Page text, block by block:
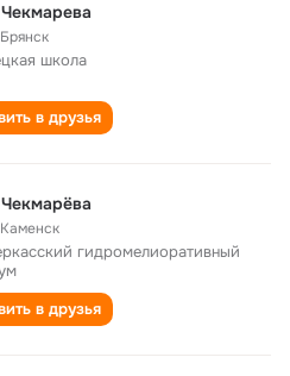
Брянск
школа
в друзья
Каменск
гидромелиоративный
в друзья